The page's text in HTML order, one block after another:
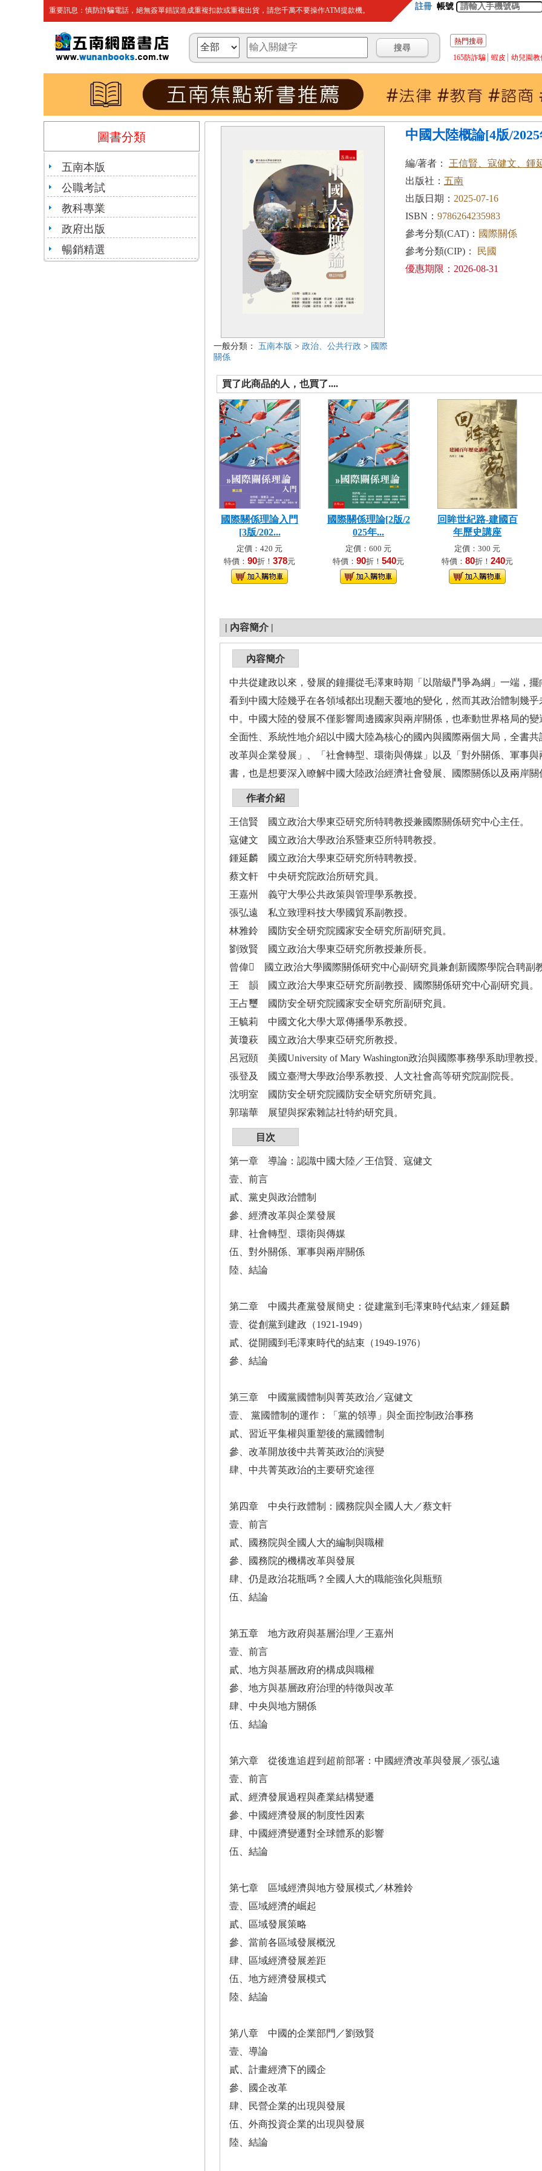
重要訊息：慎防詐騙電話，絕無簽單錯誤造成重複扣款或重複出貨，請您千萬不要操作ATM提款機。 註冊 帳號
熱門搜尋
165防詐騙
蝦皮 幼兒園教
圖書分類
五南本版
公職考試
教科專業
政府出版
暢銷精選
一般分類： 五南本版 > 政治、公共行政 > 國際
關係
中國大陸概論[4版/
編/著者： 王信賢、寇健文、鍾
出版社： 五南
出版日期： 2025-07-16
ISBN： 9786264235983
參考分類(CAT)： 國際關係
參考分類(CIP)：
民國
優惠期限：2026-08-31
買了此商品的人，也買了....
國際關係理論入門
[3版/202...
定價：420 元
特價： 90折！ 378元
國際關係理論[2版/2
025年...
定價：600 元
特價： 90折！ 540元
回眸世紀路-建國百
年歷史講座
定價：300 元
特價： 80折！ 240元
| 內容簡介 |
內容簡介
中共從建政以來，發展的鐘擺從毛澤東時期「以階級鬥爭為綱」一端，
看到中國大陸幾乎在各領域都出現翻天覆地的變化，然而其政治體制幾
中。中國大陸的發展不僅影響周邊國家與兩岸關係，也牽動世界格局的
全面性、系統性地介紹以中國大陸為核心的國內與國際兩個大局，全書
改革與企業發展」、「社會轉型、環衛與傳媒」以及「對外關係、軍事
書，也是想要深入瞭解中國大陸政治經濟社會發展、國際關係以及兩岸關
作者介紹
王信賢 國立政治大學東亞研究所特聘教授兼國際關係研究中心主任。
寇健文 國立政治大學政治系暨東亞所特聘教授。
鍾延麟 國立政治大學東亞研究所特聘教授。
蔡文軒 中央研究院政治所研究員。
王嘉州 義守大學公共政策與管理學系教授。
張弘遠 私立致理科技大學國貿系副教授。
林雅鈴 國防安全研究院國家安全研究所副研究員。
劉致賢 國立政治大學東亞研究所教授兼所長。
曾偉 國立政治大學國際關係研究中心副研究員兼創新國際學院合聘副教
王 韻 國立政治大學東亞研究所副教授、國際關係研究中心副研究員。
王占璽 國防安全研究院國家安全研究所副研究員。
王毓莉 中國文化大學大眾傳播學系教授。
黃瓊萩 國立政治大學東亞研究所教授。
呂冠頤 美國University of Mary Washington政治與國際事務學系助理教授。
張登及 國立臺灣大學政治學系教授、人文社會高等研究院副院長。
沈明室 國防安全研究院國防安全研究所研究員。
郭瑞華 展望與探索雜誌社特約研究員。
目次
第一章 導論：認識中國大陸／王信賢、寇健文
壹、前言
貳、黨史與政治體制
參、經濟改革與企業發展
肆、社會轉型、環衛與傳媒
伍、對外關係、軍事與兩岸關係
陸、結論
第二章 中國共產黨發展簡史：從建黨到毛澤東時代結束／鍾延麟
壹、從創黨到建政（1921-1949）
貳、從開國到毛澤東時代的結束（1949-1976）
參、結論
第三章 中國黨國體制與菁英政治／寇健文
壹、 黨國體制的運作：「黨的領導」與全面控制政治事務
貳、習近平集權與重塑後的黨國體制
參、改革開放後中共菁英政治的演變
肆、中共菁英政治的主要研究途徑
第四章 中央行政體制：國務院與全國人大／蔡文軒
壹、前言
貳、國務院與全國人大的編制與職權
參、國務院的機構改革與發展
肆、仍是政治花瓶嗎？全國人大的職能強化與瓶頸
伍、結論
第五章 地方政府與基層治理／王嘉州
壹、前言
貳、地方與基層政府的構成與職權
參、地方與基層政府治理的特徵與改革
肆、中央與地方關係
伍、結論
第六章 從後進追趕到超前部署：中國經濟改革與發展／張弘遠
壹、前言
貳、經濟發展過程與產業結構變遷
參、中國經濟發展的制度性因素
肆、中國經濟變遷對全球體系的影響
伍、結論
第七章 區域經濟與地方發展模式／林雅鈴
壹、區域經濟的崛起
貳、區域發展策略
參、當前各區域發展概況
肆、區域經濟發展差距
伍、地方經濟發展模式
陸、結論
第八章 中國的企業部門／劉致賢
壹、導論
貳、計畫經濟下的國企
參、國企改革
肆、民營企業的出現與發展
伍、外商投資企業的出現與發展
陸、結論